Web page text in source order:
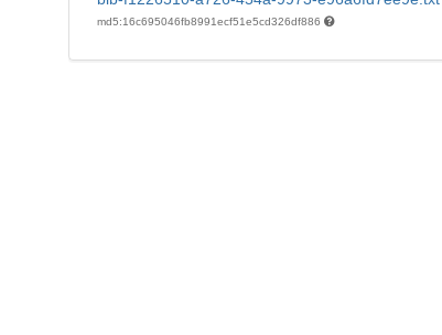
md5:16c695046fb8991ecf51e5cd326df886